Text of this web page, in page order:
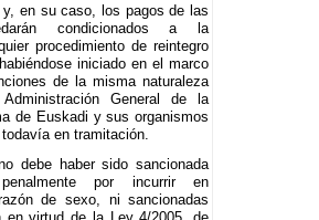
en su caso, los pagos de las
condicionados a la
procedimiento de reintegro
iniciado en el marco
de la misma naturaleza
General de la
de Euskadi y sus organismos
en tramitación.
debe haber sido sancionada
por incurrir en
de sexo, ni sancionadas